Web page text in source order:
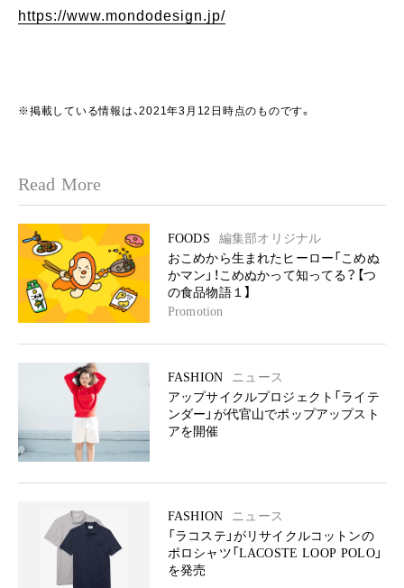
https://www.mondodesign.jp/
※掲載している情報は、2021年3月12日時点のものです。
Read More
FOODS
編集部オリジナル
おこめから生まれたヒーロー「こめぬ
かマン」！こめぬかって知ってる？【つ
の食品物語１】
Promotion
FASHION
ニュース
アップサイクルプロジェクト「ライテ
ンダー」が代官山でポップアップスト
アを開催
FASHION
ニュース
「ラコステ」がリサイクルコットンの
ポロシャツ「LACOSTE LOOP POLO」
を発売